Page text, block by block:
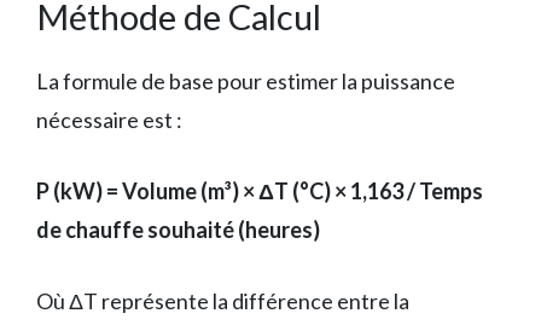
Méthode de Calcul
La formule de base pour estimer la puissance
nécessaire est :
P (kW) = Volume (m³) × ΔT (°C) × 1,163 / Temps
de chauffe souhaité (heures)
Où ΔT représente la différence entre la